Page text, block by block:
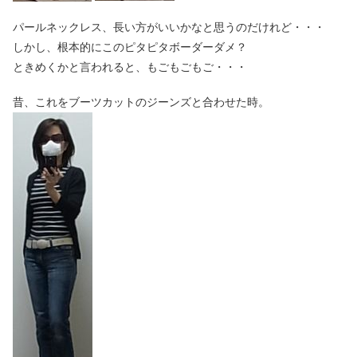
パールネックレス、長い方がいいかなと思うのだけれど・・・
しかし、根本的にこのピタピタボーダーダメ？
ときめくかと言われると、もごもごもご・・・
昔、これをブーツカットのジーンズと合わせた時。